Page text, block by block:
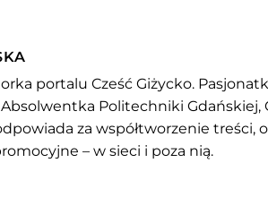
portalu Cześć Giżycko.
Politechniki Gdańskiej,
za współtworzenie treści,
– w sieci i poza nią.